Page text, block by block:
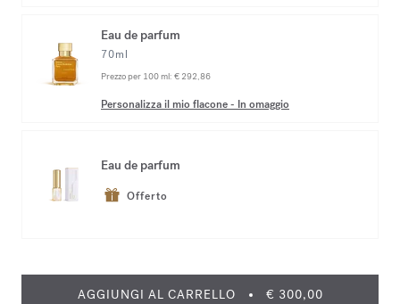
Eau de parfum
70ml
Prezzo per 100 ml: € 292,86
Personalizza il mio flacone- In omaggio
Eau de parfum
Offerto
AGGIUNGI AL CARRELLO € 300,00